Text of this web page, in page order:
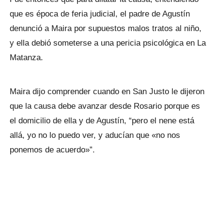
que es época de feria judicial, el padre de Agustín
denunció a Maira por supuestos malos tratos al niño,
y ella debió someterse a una pericia psicológica en La
Matanza.
Maira dijo comprender cuando en San Justo le dijeron
que la causa debe avanzar desde Rosario porque es
el domicilio de ella y de Agustín, “pero el nene está
allá, yo no lo puedo ver, y aducían que «no nos
ponemos de acuerdo»”.